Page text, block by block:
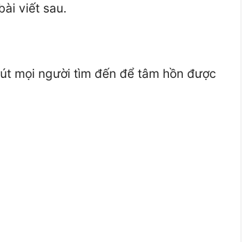
viết sau.
mọi người tìm đến để tâm hồn được